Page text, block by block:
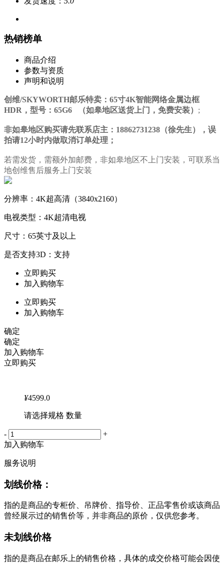
热销榜单
商品介绍
参数与资质
声明和说明
创维/SKYWORTH邮乐特卖：65寸4K智能网络金属边框
HDR，型号：65G6 （如皋地区送货上门，免费安装） ;
非如皋地区购买请先联系店主：18862731238（徐先生），误
拍请12小时内做取消订单处理；
若需发货，需额外加邮费，非如皋地区不上门安装，可联系当
地创维售后服务上门安装
分辨率：4K超高清（3840x2160）
电视类型：4K超清电视
尺寸：65英寸及以上
是否支持3D：支持
立即购买
加入购物车
立即购买
加入购物车
确定
确定
加入购物车
立即购买
¥4599.0
请选择规格 数量
-
+
加入购物车
服务说明
划线价格：
指的是商品的专柜价、吊牌价、指导价、正品零售价或该商品
曾经展示过的销售价等，并非商品的原价，仅供您参考。
未划线价格
指的是商品在邮乐上的销售价格，具体的成交价格可能会因使